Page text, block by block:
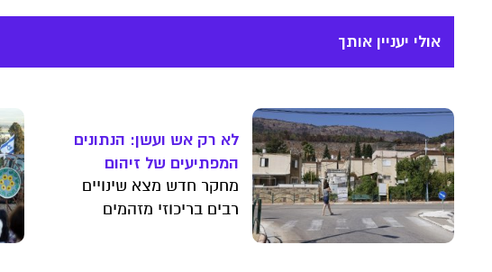
אולי יעניין אותך
לא רק אש ועשן: הנתונים
המפתיעים של זיהום
האוויר במלחמה
מחקר חדש מצא שינויים
רבים בריכוזי מזהמים